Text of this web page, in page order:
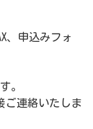
、申込みフォ
。
ご連絡いたしま